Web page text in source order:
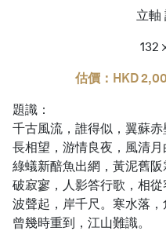
立軸
132
估價：HKD
題識：
千古風流，誰得似，翼蘇赤
長相望，游情良夜，風清月
綠蟻新醅魚出網，黃泥舊阪
破寂寥，人影答行歌，相從
波聲起，岸千尺。寒水落，
曾幾時重到，江山難識。